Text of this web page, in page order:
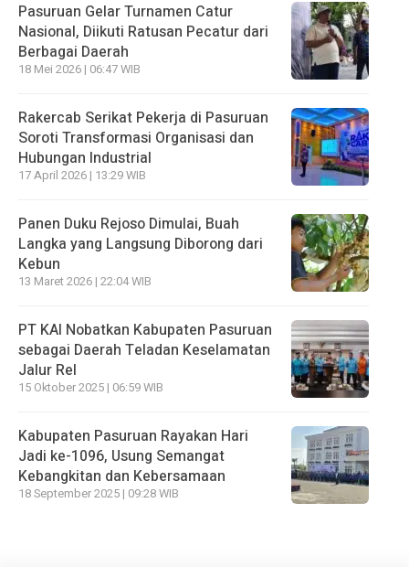
Pasuruan Gelar Turnamen Catur
Nasional, Diikuti Ratusan Pecatur dari
Berbagai Daerah
18 Mei 2026 | 06:47 WIB
Rakercab Serikat Pekerja di Pasuruan
Soroti Transformasi Organisasi dan
Hubungan Industrial
17 April 2026 | 13:29 WIB
Panen Duku Rejoso Dimulai, Buah
Langka yang Langsung Diborong dari
Kebun
13 Maret 2026 | 22:04 WIB
PT KAI Nobatkan Kabupaten Pasuruan
sebagai Daerah Teladan Keselamatan
Jalur Rel
15 Oktober 2025 | 06:59 WIB
Kabupaten Pasuruan Rayakan Hari
Jadi ke-1096, Usung Semangat
Kebangkitan dan Kebersamaan
18 September 2025 | 09:28 WIB